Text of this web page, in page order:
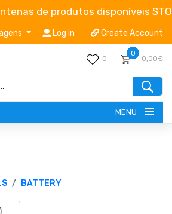
de produtos disponíveis
Log in Create Account
0
0
0,00€
MENU
BATTERY